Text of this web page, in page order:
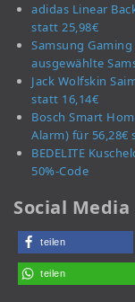
adidas Linear
statt 25,98€
Samsung
ausgewählte
Jack Wolfskin
statt 16,14€
Bosch Smart
Alarm) für 56,28€
BEDELITE
50%-Code
Social
teilen
teilen